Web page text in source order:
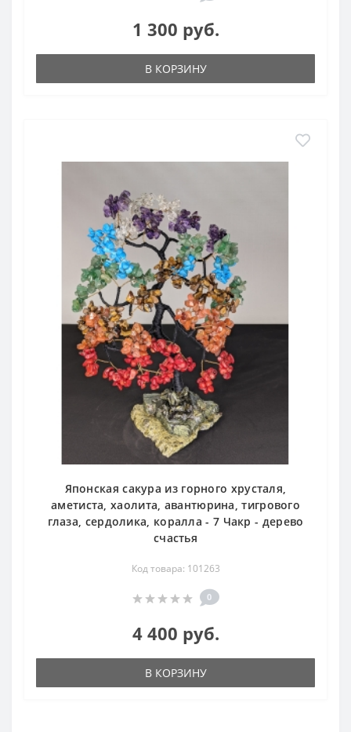
1 300 руб.
В КОРЗИНУ
Японская сакура из горного хрусталя,
аметиста, хаолита, авантюрина, тигрового
глаза, сердолика, коралла - 7 Чакр - дерево
счастья
Код товара: 101263
0
4 400 руб.
В КОРЗИНУ